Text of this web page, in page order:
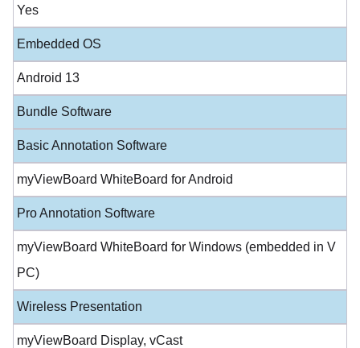
Yes
Embedded OS
Android 13
Bundle Software
Basic Annotation Software
myViewBoard WhiteBoard for Android
Pro Annotation Software
myViewBoard WhiteBoard for Windows (embedded in V
PC)
Wireless Presentation
myViewBoard Display, vCast